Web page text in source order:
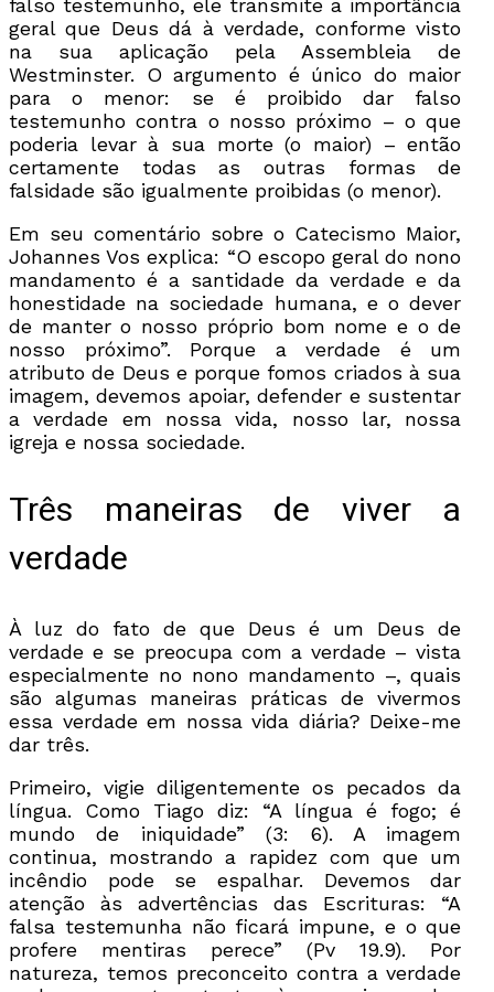
falso testemunho, ele transmite a importância
geral que Deus dá à verdade, conforme visto
na sua aplicação pela Assembleia de
Westminster. O argumento é único do maior
para o menor: se é proibido dar falso
testemunho contra o nosso próximo – o que
poderia levar à sua morte (o maior) – então
certamente todas as outras formas de
falsidade são igualmente proibidas (o menor).
Em seu comentário sobre o Catecismo Maior,
Johannes Vos explica: “O escopo geral do nono
mandamento é a santidade da verdade e da
honestidade na sociedade humana, e o dever
de manter o nosso próprio bom nome e o de
nosso próximo”. Porque a verdade é um
atributo de Deus e porque fomos criados à sua
imagem, devemos apoiar, defender e sustentar
a verdade em nossa vida, nosso lar, nossa
igreja e nossa sociedade.
Três maneiras de viver a
verdade
À luz do fato de que Deus é um Deus de
verdade e se preocupa com a verdade – vista
especialmente no nono mandamento –, quais
são algumas maneiras práticas de vivermos
essa verdade em nossa vida diária? Deixe-me
dar três.
Primeiro, vigie diligentemente os pecados da
língua. Como Tiago diz: “A língua é fogo; é
mundo de iniquidade” (3: 6). A imagem
continua, mostrando a rapidez com que um
incêndio pode se espalhar. Devemos dar
atenção às advertências das Escrituras: “A
falsa testemunha não ficará impune, e o que
profere mentiras perece” (Pv 19.9). Por
natureza, temos preconceito contra a verdade